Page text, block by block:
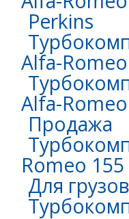
Perkins
Alfa-
Alfa-
Продажа
Romeo
Для